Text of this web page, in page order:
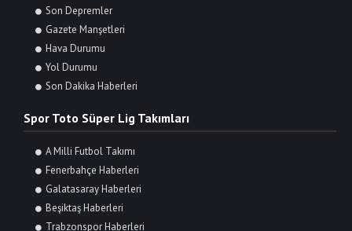
Son Depremler
Gazete Manşetleri
Hava Durumu
Yol Durumu
Son Dakika Haberleri
Spor Toto Süper Lig Takımları
A Milli Futbol Takımı
Fenerbahçe Haberleri
Galatasaray Haberleri
Beşiktaş Haberleri
Trabzonspor Haberleri